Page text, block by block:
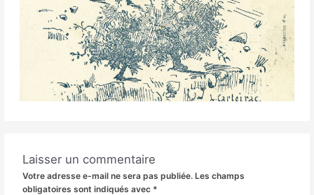
Laisser un commentaire
Votre adresse e-mail ne sera pas publiée. Les champs
obligatoires sont indiqués avec *